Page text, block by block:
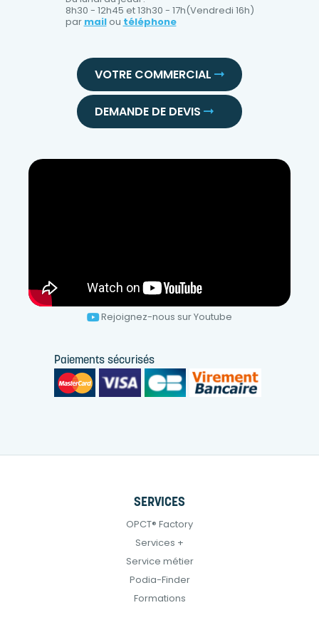
8h30 - 12h45 et 13h30 - 17h(Vendredi 16h)
par mailou téléphone
VOTRE COMMERCIAL
DEMANDE DE DEVIS
Rejoignez-nous sur Youtube
Paiements sécurisés
SERVICES
OPCT® Factory
Services +
Service métier
Podia-Finder
Formations